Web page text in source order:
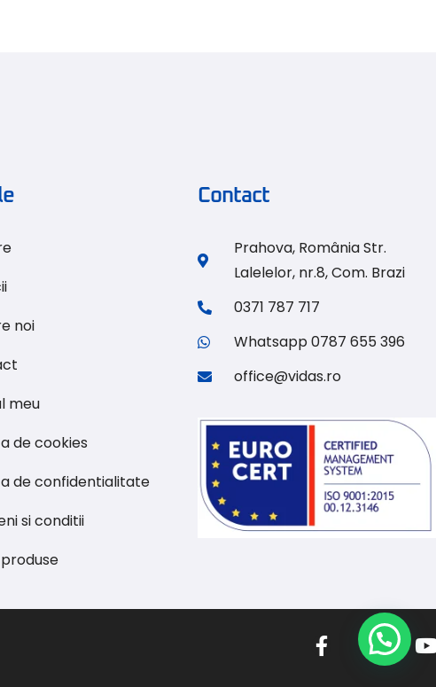
noi
meu
de cookies
de confidentialitate
si conditii
Contact
Prahova, România Str.
Lalelelor, nr.8, Com. Brazi
0371 787 717
Whatsapp 0787 655 396
office@vidas.ro